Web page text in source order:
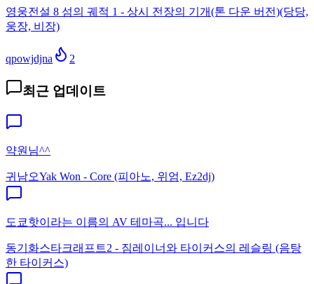
영웅전설 8 섬의 궤적 1 - 상시 전장의 기개(톤 다운 버전)(당당,
웅장, 비장)
qpowjdjna 2
최근 업데이트
약원님^^
귀남오Yak Won - Core (피아노, 위엄, Ez2dj)
도쿄핫이라는 이름의 AV 테마곡... 입니다
동기화스타크래프트2 - 짐레이너와 타이커스의 레슬링 (음탕
한 타이커스)